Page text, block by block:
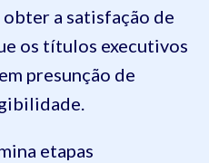
a satisfação de
os títulos executivos
presunção de
etapas